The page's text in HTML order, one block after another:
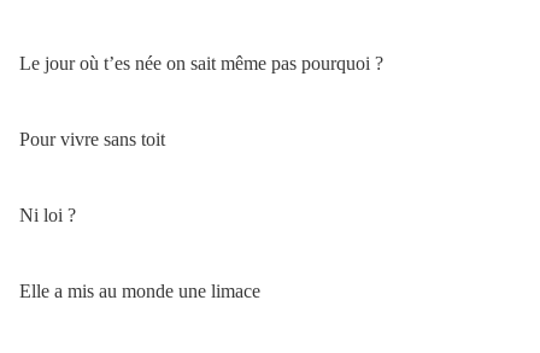
Le jour où t’es née on sait même pas pourquoi ?
Pour vivre sans toit
Ni loi ?
Elle a mis au monde une limace